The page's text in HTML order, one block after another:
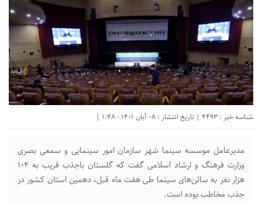
شناسه خبر : 4493 | تاریخ انتشار : 08 آبان 1401 - 1:48 |
مدیرعامل موسسه سینما شهر سازمان امور سینمایی و سمعی بصری
وزارت فرهنگ و ارشاد اسلامی گفت که گلستان باجذب قریب به ۱۰۴
هزار نفر به سالن‌های سینما طی هفت ماه قبل، دهمین استان کشور در
جذب مخاطب بوده است.